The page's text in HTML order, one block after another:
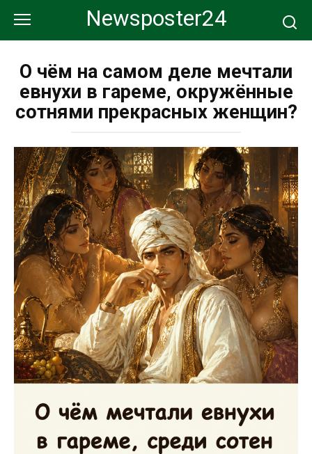
контенту
Newsposter24
О чём на самом деле мечтали
евнухи в гареме, окружённые
сотнями прекрасных женщин?